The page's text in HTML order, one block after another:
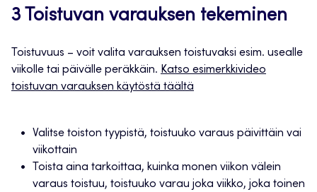
3 Toistuvan varauksen tekeminen
Toistuvuus – voit valita varauksen toistuvaksi esim. usealle
viikolle tai päivälle peräkkäin. Katso esimerkkivideo
toistuvan varauksen käytöstä täältä
Valitse toiston tyypistä, toistuuko varaus päivittäin vai
viikottain
Toista aina tarkoittaa, kuinka monen viikon välein
varaus toistuu, toistuuko varau joka viikko, joka toinen